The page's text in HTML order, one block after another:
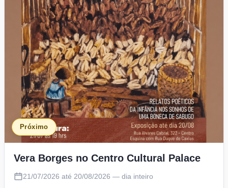
Próximo
Vera Borges no Centro Cultural Palace
21/07/2026 até 20/08/2026 — dia inteiro